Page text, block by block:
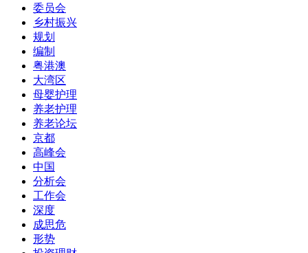
委员会
乡村振兴
规划
编制
粤港澳
大湾区
母婴护理
养老护理
养老论坛
京都
高峰会
中国
分析会
工作会
深度
成思危
形势